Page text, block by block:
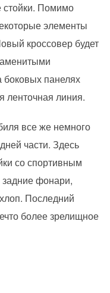
стойки. Помимо
элементы
кроссовер будет
панелях
ленточная линия.
все же немного
части. Здесь
со спортивным
задние фонари,
Последний
более зрелищное